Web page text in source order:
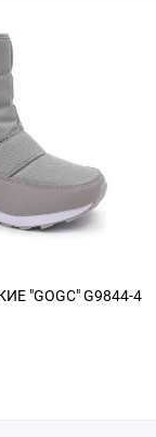
"GOGC" G9844-4